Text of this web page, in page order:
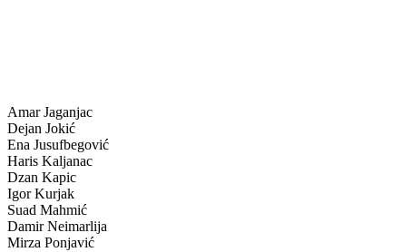
Amar Jaganjac
Dejan Jokić
Ena Jusufbegović
Haris Kaljanac
Dzan Kapic
Igor Kurjak
Suad Mahmić
Damir Neimarlija
Mirza Ponjavić